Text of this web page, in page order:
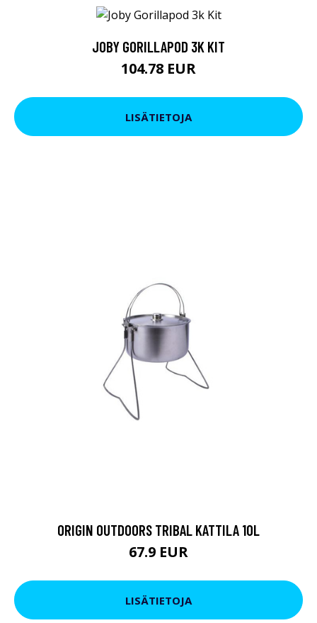
JOBY GORILLAPOD 3K KIT
104.78 EUR
LISÄTIETOJA
ORIGIN OUTDOORS TRIBAL KATTILA 10L
67.9 EUR
LISÄTIETOJA